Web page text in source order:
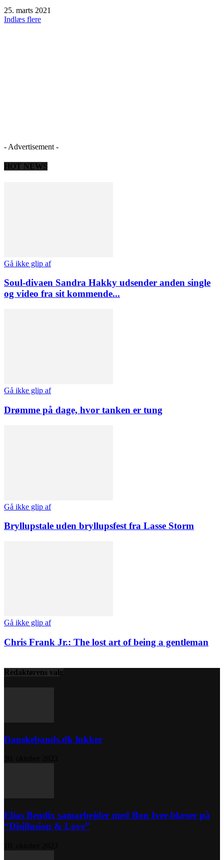
25. marts 2021
Indlæs flere
- Advertisement -
HOT NEWS
Gå ikke glip af
Soul-divaen Sandra Hakky udsender anden single
og video fra sit kommende...
Gå ikke glip af
Drømme på dage, hvor tanken er tung
Gå ikke glip af
Bryllupstale uden bryllupsfest fra Lasse Storm
Gå ikke glip af
Chris Frank Jr.: The lost art of being a gentleman
Redaktørens valg
Danskebands.dk lukker
Elias Bendix samarbejder med Bon Iver-blæser på
“Disillusion & Love”